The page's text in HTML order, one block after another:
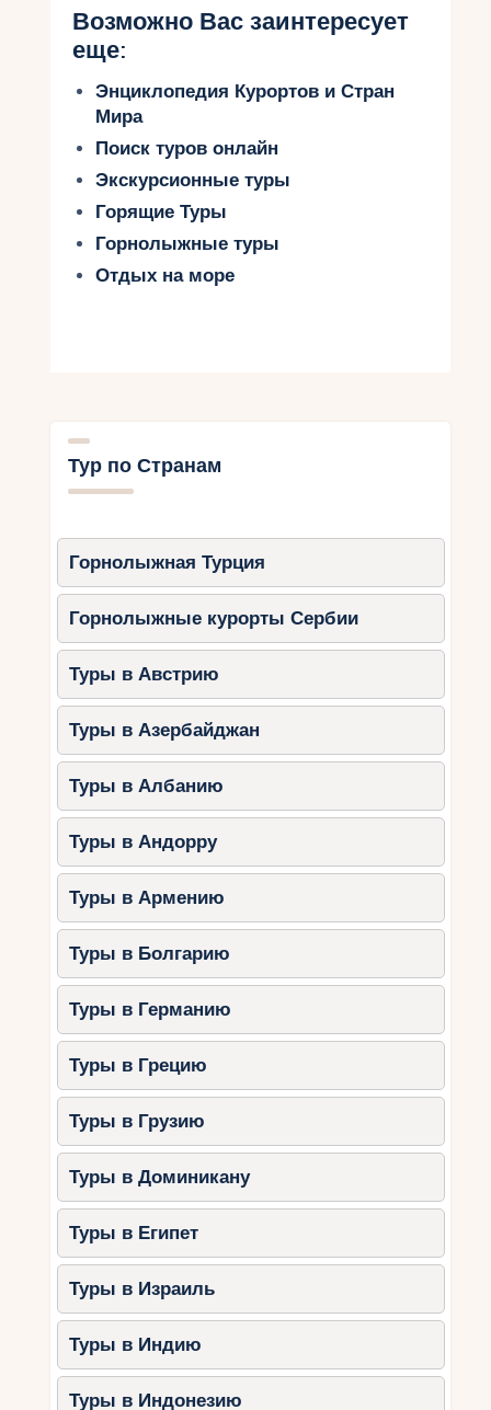
Возможно Вас заинтересует
еще:
Энциклопедия Курортов и Стран
Мира
Поиск туров онлайн
Экскурсионные туры
Горящие Туры
Горнолыжные туры
Отдых на море
Тур по Странам
Горнолыжная Турция
Горнолыжные курорты Сербии
Туры в Австрию
Туры в Азербайджан
Туры в Албанию
Туры в Андорру
Туры в Армению
Туры в Болгарию
Туры в Германию
Туры в Грецию
Туры в Грузию
Туры в Доминикану
Туры в Египет
Туры в Израиль
Туры в Индию
Туры в Индонезию